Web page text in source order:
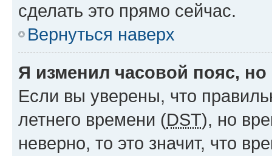
сделать это прямо сейчас.
Вернуться наверх
Я изменил часовой пояс,
Если вы уверены, что
летнего времени (DST), но
неверно, то это значит, что